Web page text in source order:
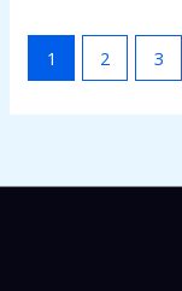
1 2 3